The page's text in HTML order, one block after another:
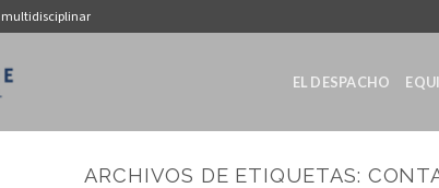
multidisciplinar
EL DESPACHO
ARCHIVOS DE ETIQUETAS: